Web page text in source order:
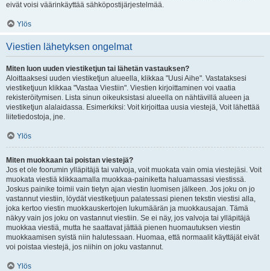
eivät voisi väärinkäyttää sähköpostijärjestelmää.
Ylös
Viestien lähetyksen ongelmat
Miten luon uuden viestiketjun tai lähetän vastauksen?
Aloittaaksesi uuden viestiketjun alueella, klikkaa "Uusi Aihe". Vastataksesi
viestiketjuun klikkaa "Vastaa Viestiin". Viestien kirjoittaminen voi vaatia
rekisteröitymisen. Lista sinun oikeuksistasi alueella on nähtävillä alueen ja
viestiketjun alalaidassa. Esimerkiksi: Voit kirjoittaa uusia viestejä, Voit lähettää
liitetiedostoja, jne.
Ylös
Miten muokkaan tai poistan viestejä?
Jos et ole foorumin ylläpitäjä tai valvoja, voit muokata vain omia viestejäsi. Voit
muokata viestiä klikkaamalla muokkaa-painiketta haluamassasi viestissä.
Joskus painike toimii vain tietyn ajan viestin luomisen jälkeen. Jos joku on jo
vastannut viestiin, löydät viestiketjuun palatessasi pienen tekstin viestisi alla,
joka kertoo viestin muokkauskertojen lukumäärän ja muokkausajan. Tämä
näkyy vain jos joku on vastannut viestiin. Se ei näy, jos valvoja tai ylläpitäjä
muokkaa viestiä, mutta he saattavat jättää pienen huomautuksen viestin
muokkaamisen syistä niin halutessaan. Huomaa, että normaalit käyttäjät eivät
voi poistaa viestejä, jos niihin on joku vastannut.
Ylös